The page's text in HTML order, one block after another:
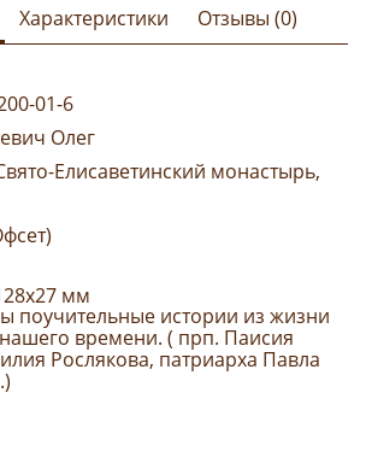
Характеристики Отзывы (0)
01-6
Олег
Елисаветинский монастырь,
мм
поучительные истории из жизни
времени. ( прп. Паисия
Рослякова, патриарха Павла